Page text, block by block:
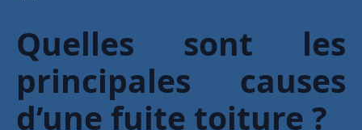
Quelles sont les
principales causes
d’une fuite toiture ?